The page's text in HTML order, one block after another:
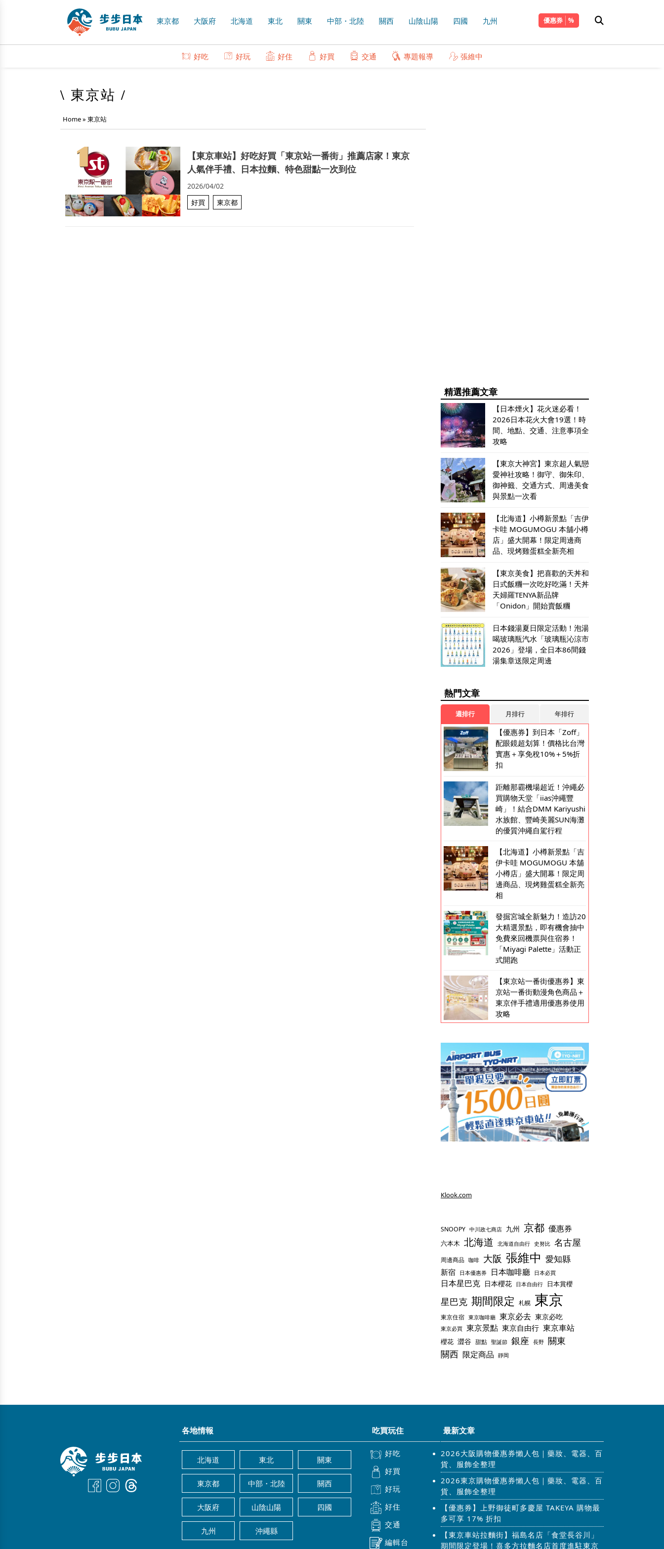
東京都 大阪府 北海道 東北 關東 中部・北陸 關西 山陰山陽 四國 九州 優惠券
好吃 好玩 好住 好買 交通 專題報導 張維中
\ 東京站 /
Home» 東京站
【東京車站】好吃好買「東京站一番街」推薦店家！東京
人氣伴手禮、日本拉麵、特色甜點一次到位
2026/04/02
好買
東京都
精選推薦文章
【日本煙火】花火迷必看！
2026日本花火大會19選！時
間、地點、交通、注意事項全
攻略
【東京大神宮】東京超人氣戀
愛神社攻略！御守、御朱印、
御神籤、交通方式、周邊美食
與景點一次看
【北海道】小樽新景點「吉伊
卡哇 MOGUMOGU 本舖小樽
店」盛大開幕！限定周邊商
品、現烤雞蛋糕全新亮相
【東京美食】把喜歡的天丼和
日式飯糰一次吃好吃滿！天丼
天婦羅TENYA新品牌
「Onidon」開始賣飯糰
日本錢湯夏日限定活動！泡湯
喝玻璃瓶汽水「玻璃瓶沁涼市
2026」登場，全日本86間錢
湯集章送限定周邊
熱門文章
週排行 月排行 年排行
【優惠券】到日本「Zoff」
配眼鏡超划算！價格比台灣
實惠＋享免稅10%＋5%折
扣
距離那霸機場超近！沖繩必
買購物天堂「iias沖繩豐
崎」！結合DMM Kariyushi
水族館、豐崎美麗SUN海灘
的優質沖繩自駕行程
【北海道】小樽新景點「吉
伊卡哇 MOGUMOGU 本舖
小樽店」盛大開幕！限定周
邊商品、現烤雞蛋糕全新亮
相
發掘宮城全新魅力！造訪20
大精選景點，即有機會抽中
免費來回機票與住宿券！
「Miyagi Palette」活動正
式開跑
【東京站一番街優惠券】東
京站一番街動漫角色商品＋
東京伴手禮適用優惠券使用
攻略
Klook.com
SNOOPY 中川政七商店 九州 京都 優惠券
六本木 北海道 北海道自由行 史努比 名古屋
周邊商品 咖啡 大阪 張維中 愛知縣
新宿 日本優惠券 日本咖啡廳 日本必買
日本星巴克 日本櫻花 日本自由行 日本賞櫻
星巴克 期間限定 札幌 東京
東京住宿 東京咖啡廳 東京必去 東京必吃
東京必買 東京景點 東京自由行 東京車站
櫻花 澀谷 甜點 聖誕節 銀座 長野 關東
關西 限定商品 靜岡
各地情報
北海道 東北 關東
東京都 中部・北陸 關西
大阪府 山陰山陽 四國
九州 沖繩縣
吃買玩住
好吃
好買
好玩
好住
交通
編輯台
最新文章
2026大阪購物優惠券懶人包｜藥妝、電器、百
貨、服飾全整理
2026東京購物優惠券懶人包｜藥妝、電器、百
貨、服飾全整理
【優惠券】上野御徒町多慶屋 TAKEYA 購物最
多可享 17% 折扣
【東京車站拉麵街】福島名店「食堂長谷川」
期間限定登場！喜多方拉麵名店首度進駐東京